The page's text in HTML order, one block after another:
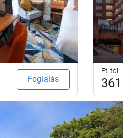
Foglalás
Ft-tól
361